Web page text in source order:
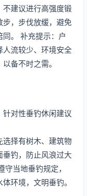
不建议进行高强度锻
，步伐放缓，避免
。 补充提示：户
流较少、环境安全
备不时之需。
对性垂钓休闲建议
选择有树木、建筑物
钓，防止风浪过大
当地垂钓规定，
环境，文明垂钓。